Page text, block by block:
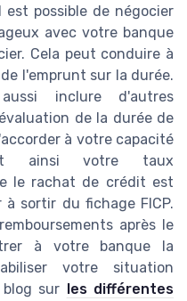
possible de négocier
avec votre banque
Cela peut conduire à
l'emprunt sur la durée.
inclure d'autres
de la durée de
à votre capacité
ainsi votre taux
le rachat de crédit est
sortir du fichage FICP.
après le
à votre banque la
votre situation
sur les différentes